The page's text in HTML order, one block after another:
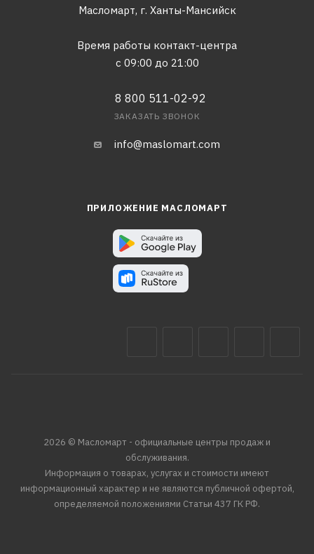
Масломарт, г. Ханты-Мансийск
Время работы контакт-центра
с 09:00 до 21:00
8 800 511-02-92
ЗАКАЗАТЬ ЗВОНОК
info@maslomart.com
ПРИЛОЖЕНИЕ МАСЛОМАРТ
2026 © Масломарт - официальные центры продаж и
обслуживания.
Информация о товарах, услугах и стоимости имеют
информационный характер и не являются публичной офертой,
определяемой положениями Статьи 437 ГК РФ.